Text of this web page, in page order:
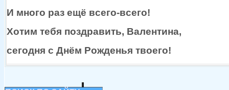
И много раз ещё всего-всего!
Хотим тебя поздравить, Валентина,
сегодня с Днём Рожденья твоего!